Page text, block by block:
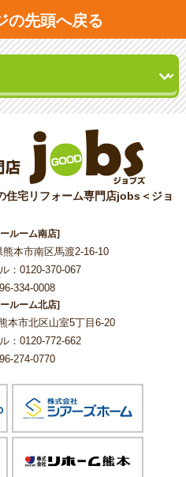
の先頭へ戻る
住宅リフォーム専門店jobs＜ジョ
ルーム南店]
本市南区馬渡2-16-10
：0120-370-067
334-0008
ルーム北店]
本市北区山室5丁目6-20
：0120-772-662
274-0770